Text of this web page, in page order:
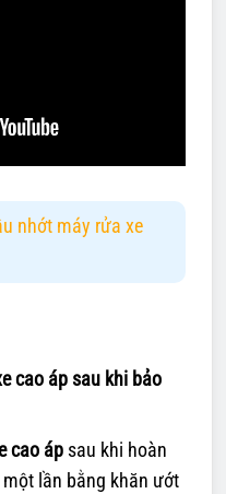
nhớt máy rửa xe
cao áp sau khi bảo
cao áp sau khi hoàn
lần bằng khăn ướt